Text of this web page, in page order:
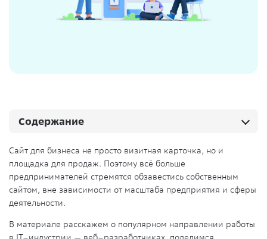
Сайт для бизнеса не просто визитная карточка, но и
площадка для продаж. Поэтому всё больше
предпринимателей стремятся обзавестись собственным
сайтом, вне зависимости от масштаба предприятия и сферы
деятельности.
В материале расскажем о популярном направлении работы
Содержание